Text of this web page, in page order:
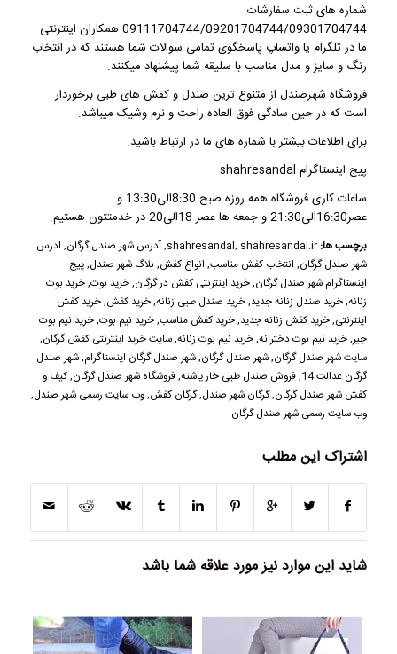
شماره های ثبت سفارشات
09111704744/09201704744/09301704744 همکاران اینترنتی
ما در تلگرام یا واتساپ پاسخگوی تمامی سوالات شما هستند که در انتخاب
رنگ و سایز و مدل مناسب با سلیقه شما پیشنهاد میکنند.
فروشگاه شهرصندل از متنوع ترین صندل و کفش های طبی برخوردار
است که در حین سادگی فوق العاده راحت و نرم وشیک میباشد.
برای اطلاعات بیشتر با شماره های ما در ارتباط باشید.
پیج اینستاگرام shahresandal
ساعات کاری فروشگاه همه روزه صبح 8:30الی13:30 و
عصر16:30الی21:30 و جمعه ها عصر 18الی20 در خدمتتون هستیم.
برچسب ها: shahresandal,shahresandal.ir
,آدرس شهر صندل گرگان, ادرس
شهر صندل گرگان, انتخاب کفش مناسب, انواع کفش, بلاگ شهر صندل,پیج
اینستاگرام شهر صندل گرگان,خرید اینترنتی کفش در گرگان,خرید بوت,خرید بوت
زنانه,خرید صندل زنانه جدید,خرید صندل طبی زنانه,خرید کفش,خرید کفش
اینترنتی,خرید کفش زنانه جدید,خرید کفش مناسب,خرید نیم بوت,خرید نیم بوت
جیر,خرید نیم بوت دخترانه,خرید نیم بوت زنانه,سایت خرید اینترنتی کفش گرگان,
سایت شهر صندل گرگان,شهر صندل گرگان,شهر صندل گرگان اینستاگرام,شهر صندل
گرگان عدالت 14
,فروش صندل طبی خار پاشنه,فروشگاه شهر صندل گرگان,کیف و
کفش شهر صندل گرگان,گرگان شهر صندل,گرگان کفش,وب سایت رسمی شهر صندل,
وب سایت رسمی شهر صندل گرگان
اشتراک این مطلب
شاید این موارد نیز مورد علاقه شما باشد